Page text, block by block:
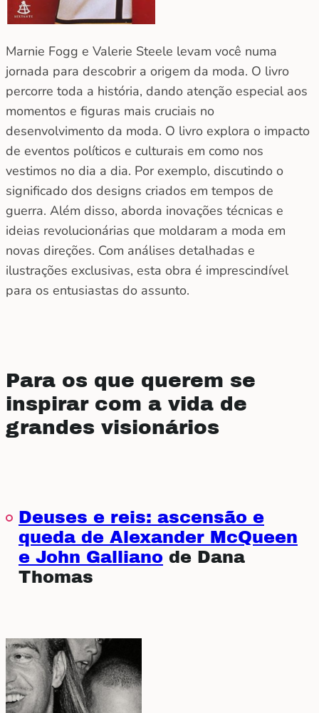
Marnie Fogg e Valerie Steele levam você numa
jornada para descobrir a origem da moda. O livro
percorre toda a história, dando atenção especial aos
momentos e figuras mais cruciais no
desenvolvimento da moda. O livro explora o impacto
de eventos políticos e culturais em como nos
vestimos no dia a dia. Por exemplo, discutindo o
significado dos designs criados em tempos de
guerra. Além disso, aborda inovações técnicas e
ideias revolucionárias que moldaram a moda em
novas direções. Com análises detalhadas e
ilustrações exclusivas, esta obra é imprescindível
para os entusiastas do assunto.
Para os que querem se
inspirar com a vida de
grandes visionários
Deuses e reis: ascensão e
queda de Alexander McQueen
e John Galliano de Dana
Thomas